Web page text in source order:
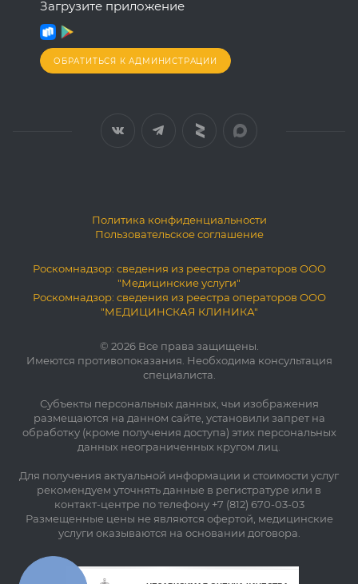
Загрузите приложение
ОБРАТИТЬСЯ К АДМИНИСТРАЦИИ
Политика конфиденциальности
Пользовательское соглашение
Роскомнадзор: сведения из реестра операторов ООО
"Медицинские услуги"
Роскомнадзор: сведения из реестра операторов ООО
"МЕДИЦИНСКАЯ КЛИНИКА"
© 2026 Все права защищены.
Имеются противопоказания. Необходима консультация
специалиста.
Субъекты персональных данных, чьи изображения
размещаются на данном сайте, установили запрет на
обработку (кроме получения доступа) этих персональных
данных неограниченных кругом лиц.
Для получения актуальной информации и стоимости услуг
рекомендуем уточнять данные в регистратуре или в
контакт-центре по телефону +7 (812) 670-03-03
Размещенные цены не являются офертой, медицинские
услуги оказываются на основании договора.